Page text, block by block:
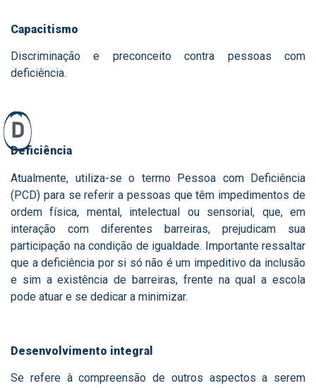
Capacitismo
Discriminação e preconceito contra pessoas com
deficiência.
D
Deficiência
Atualmente, utiliza-se o termo Pessoa com Deficiência
(PCD) para se referir a pessoas que têm impedimentos de
ordem física, mental, intelectual ou sensorial, que, em
interação com diferentes barreiras, prejudicam sua
participação na condição de igualdade. Importante ressaltar
que a deficiência por si só não é um impeditivo da inclusão
e sim a existência de barreiras, frente na qual a escola
pode atuar e se dedicar a minimizar.
Desenvolvimento integral
Se refere à compreensão de outros aspectos a serem